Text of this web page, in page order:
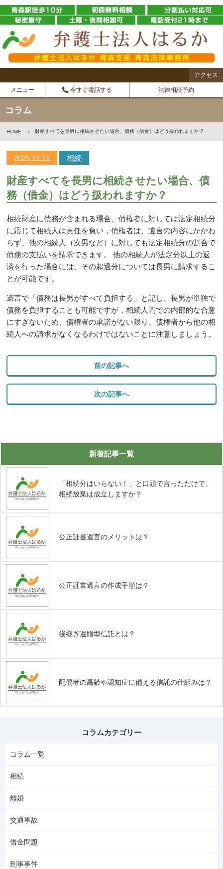
アクセス
メニュー 今すぐ電話する 法律相談予約
コラム
HOME 財産すべてを長男に相続させたい場合、債務（借金）はどう扱われますか？
2025.11.11 相続
財産すべてを長男に相続させたい場合、債
務（借金）はどう扱われますか？
相続財産に債務が含まれる場合、債権者に対しては法定相続分
に応じて相続人は責任を負い，債権者は、遺言の内容にかかわ
らず、他の相続人（次男など）に対しても法定相続分の割合で
債務の支払いを請求できます。
他の相続人が法定分以上の返
済を行った場合には、その超過分については長男に請求するこ
とが可能です。
遺言で「債務は長男がすべて負担する」と記し、長男が単独で
債務を負担することも可能ですが，相続人間での内部的な合意
にすぎないため、債権者の承諾がない限り、債権者から他の相
続人への請求がなくなるわけではないことに注意しましょう。
前の記事へ
次の記事へ
新着記事一覧
「相続分はいらない！」と口頭で言っただけで、
相続放棄は成立しますか？
公正証書遺言のメリットは？
公正証書遺言の作成手順は？
後継ぎ遺贈型信託とは？
配偶者の高齢や認知症に備える信託の仕組みは？
コラムカテゴリー
コラム一覧
相続
離婚
交通事故
借金問題
刑事事件